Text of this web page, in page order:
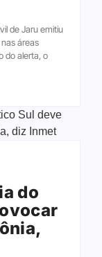
de Jaru emitiu
áreas
do alerta, o
do